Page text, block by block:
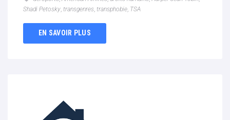
Shadi Petosky transgenres transphobie TSA
EN SAVOIR PLUS